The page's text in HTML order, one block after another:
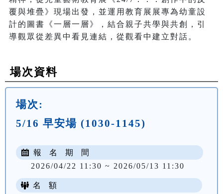
覆與堆疊》現場出發，並運用教育展展專為幼童設
計的圖書《一層一層》，結合親子共學與共創，引
導觀眾從差異中看見連結，從觀看中建立對話。
場次資料
場次:
5/16 早安場 (1030-1145)
報 名 期 間
2026/04/22 11:30 ~ 2026/05/13 11:30
名 額